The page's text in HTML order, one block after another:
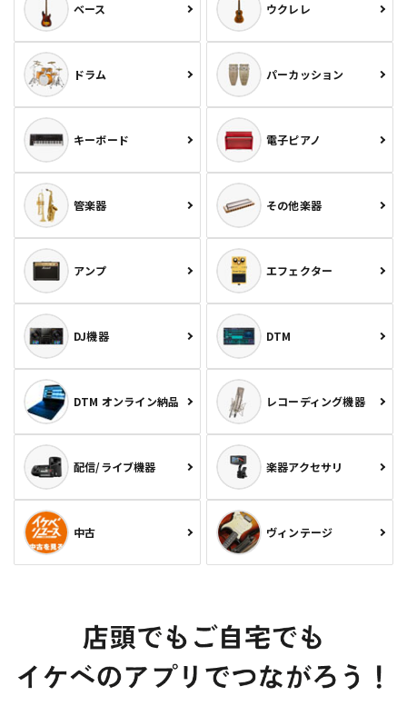
ベース ウクレレ
ドラム パーカッション
キーボード 電子ピアノ
管楽器 その他楽器
アンプ エフェクター
DJ機器 DTM
DTM オンライン納品 レコーディング機器
配信/ライブ機器 楽器アクセサリ
中古 ヴィンテージ